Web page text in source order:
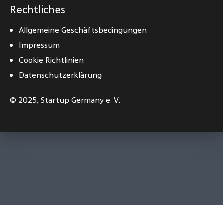
Rechtliches
Allgemeine Geschäftsbedingungen
Impressum
Cookie Richtlinien
Datenschutzerklärung
© 2025,Startup Germany e. V.